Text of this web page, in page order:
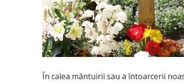
În calea mântuirii sau a întoarcerii